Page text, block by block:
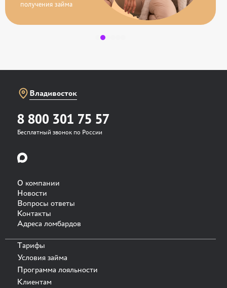
получения займа
Владивосток
8 800 301 75 57
Бесплатный звонок по России
О компании
Новости
Вопросы ответы
Контакты
Адреса ломбардов
Тарифы
Условия займа
Программа лояльности
Клиентам